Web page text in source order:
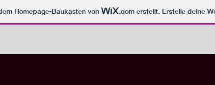
Homepage-Baukasten von .com erstellt. Erstelle deine